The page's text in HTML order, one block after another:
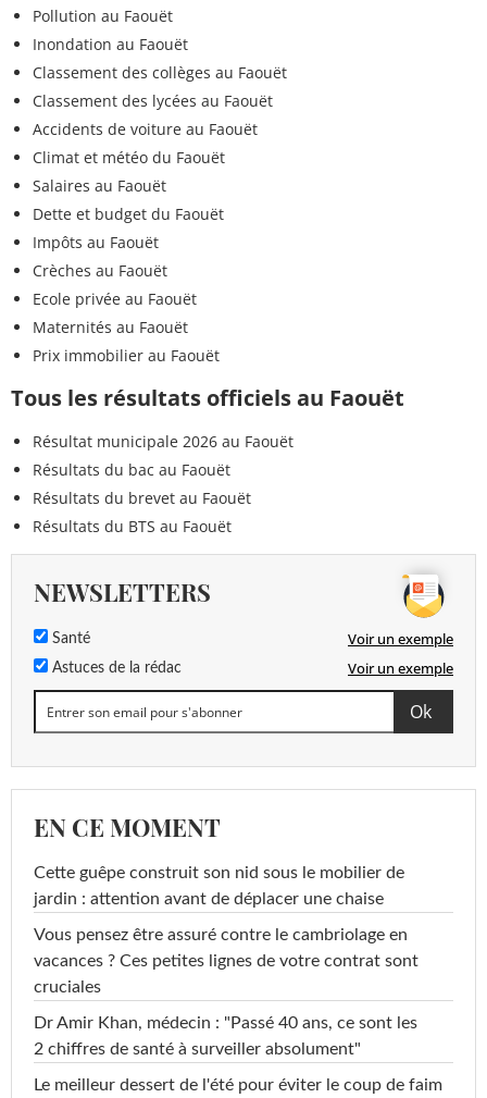
Pollution au Faouët
Inondation au Faouët
Classement des collèges au Faouët
Classement des lycées au Faouët
Accidents de voiture au Faouët
Climat et météo du Faouët
Salaires au Faouët
Dette et budget du Faouët
Impôts au Faouët
Crèches au Faouët
Ecole privée au Faouët
Maternités au Faouët
Prix immobilier au Faouët
Tous les résultats officiels au Faouët
Résultat municipale 2026 au Faouët
Résultats du bac au Faouët
Résultats du brevet au Faouët
Résultats du BTS au Faouët
NEWSLETTERS
Santé Voir un exemple
Astuces de la rédac Voir un exemple
EN CE MOMENT
Cette guêpe construit son nid sous le mobilier de
jardin : attention avant de déplacer une chaise
Vous pensez être assuré contre le cambriolage en
vacances ? Ces petites lignes de votre contrat sont
cruciales
Dr Amir Khan, médecin : "Passé 40 ans, ce sont les
2 chiffres de santé à surveiller absolument"
Le meilleur dessert de l'été pour éviter le coup de faim